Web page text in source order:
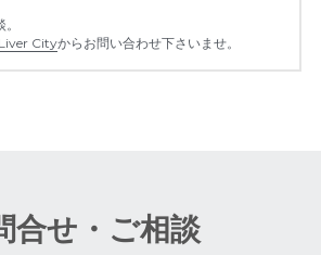
Liver Cityからお問い合わせ下さいませ。
合せ・ご相談